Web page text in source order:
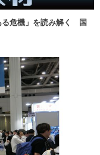
る危機」を読み解く 国